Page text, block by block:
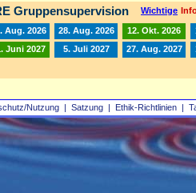
Nutzung | Satzung | Ethik-Richtlinien |
Gruppensupervision Wichtige
Aug. 2026 28. Aug. 2026 12. Okt. 2026
Juni 2027
5. Juli 2027 27. Aug. 2027